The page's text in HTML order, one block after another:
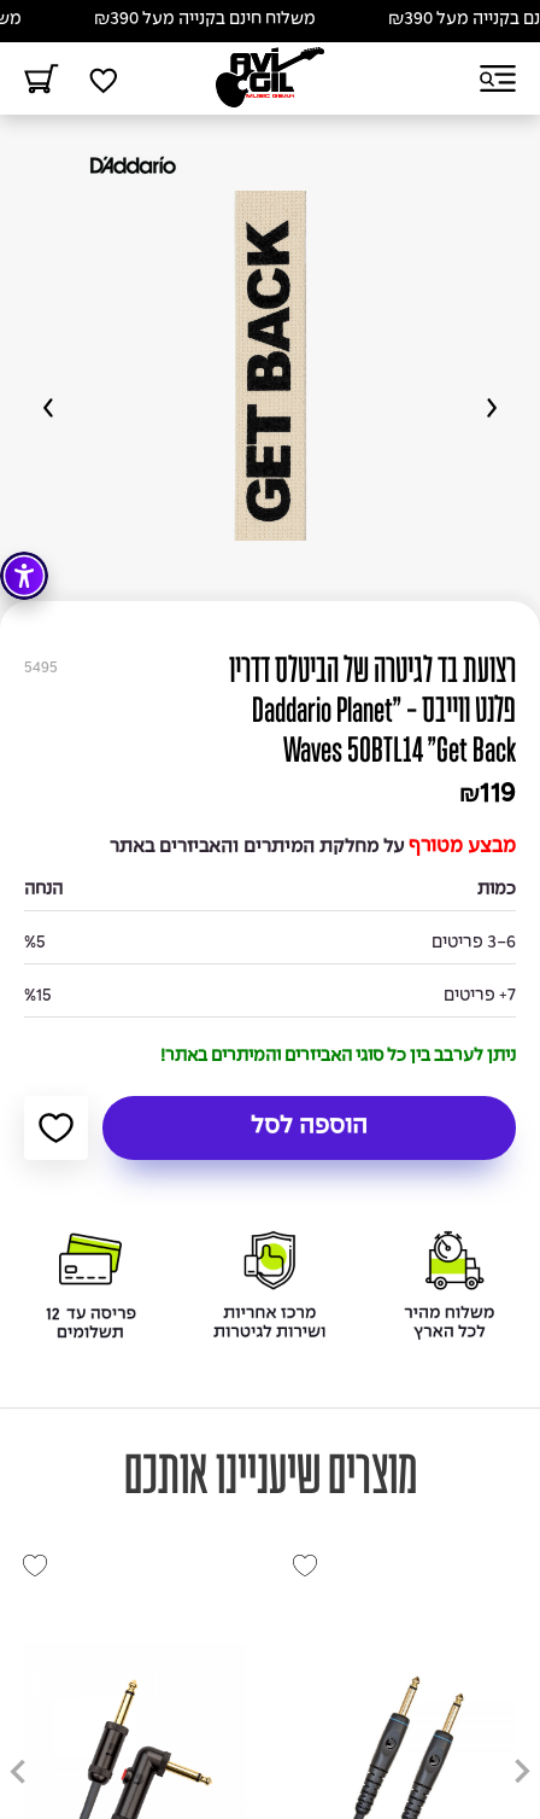
מעל ₪390 משלוח חינם בקנייה מעל ₪390
5495
רצועת בד לגיטרה של הביטלס דדריו
פלנט ווייבס - "Daddario Planet
Waves 50BTL14 "Get Back
₪119
מבצע מטורף על מחלקת המיתרים והאביזרים באתר
כמות הנחה
3-6 פריטים %5
7+ פריטים %15
ניתן לערבב בין כל סוגי האביזרים והמיתרים באתר!
הוספה לסל
מוצרים שיעניינו אותכם